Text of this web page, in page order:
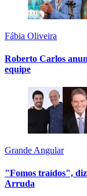
Fábia Oliveira
Roberto Carlos
equipe
Grande Angular
"Fomos traídos",
Arruda